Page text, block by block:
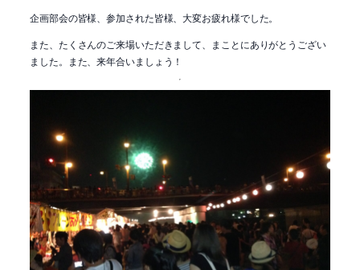
企画部会の皆様、参加された皆様、大変お疲れ様でした。
また、たくさんのご来場いただきまして、まことにありがとうござい
ました。また、来年合いましょう！